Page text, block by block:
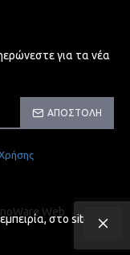
για τα νέα
ΑΠΟΣΤΟΛΉ
Web
στο site